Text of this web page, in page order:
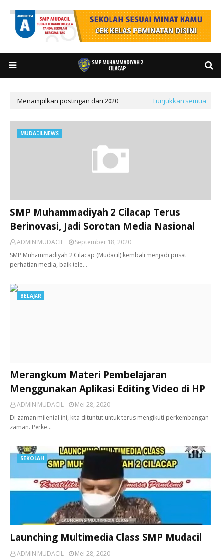
Menampilkan postingan dari 2020 Tunjukkan semua
MUDACILNEWS
SMP Muhammadiyah 2 Cilacap Terus
Berinovasi, Jadi Sorotan Media Nasional
ADMIN MUDACIL
September 18, 2020
SMP Muhammadiyah 2 Cilacap (Mudacil) kembali menjadi pusat
perhatian media, baik tele…
BELAJAR
Merangkum Materi Pembelajaran
Menggunakan Aplikasi Editing Video di HP
ADMIN MUDACIL
Mei 28, 2020
Di zaman milenial ini, kita dituntut untuk terus mengikuti perkembangan
zaman. Perke…
SEKOLAH
Launching Multimedia Class SMP Mudacil
ADMIN MUDACIL
Mei 28, 2020